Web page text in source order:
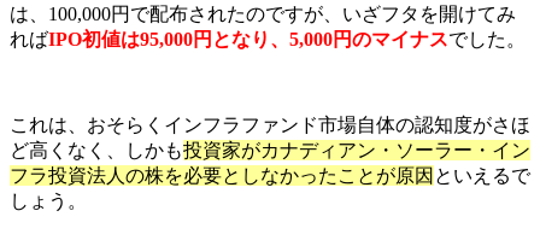
は、100,000円で配布されたのですが、いざフタを開けてみ
ればIPO初値は95,000円となり、5,000円のマイナスでした。
これは、おそらくインフラファンド市場自体の認知度がさほ
ど高くなく、しかも投資家がカナディアン・ソーラー・イン
フラ投資法人の株を必要としなかったことが原因 といえるで
しょう。